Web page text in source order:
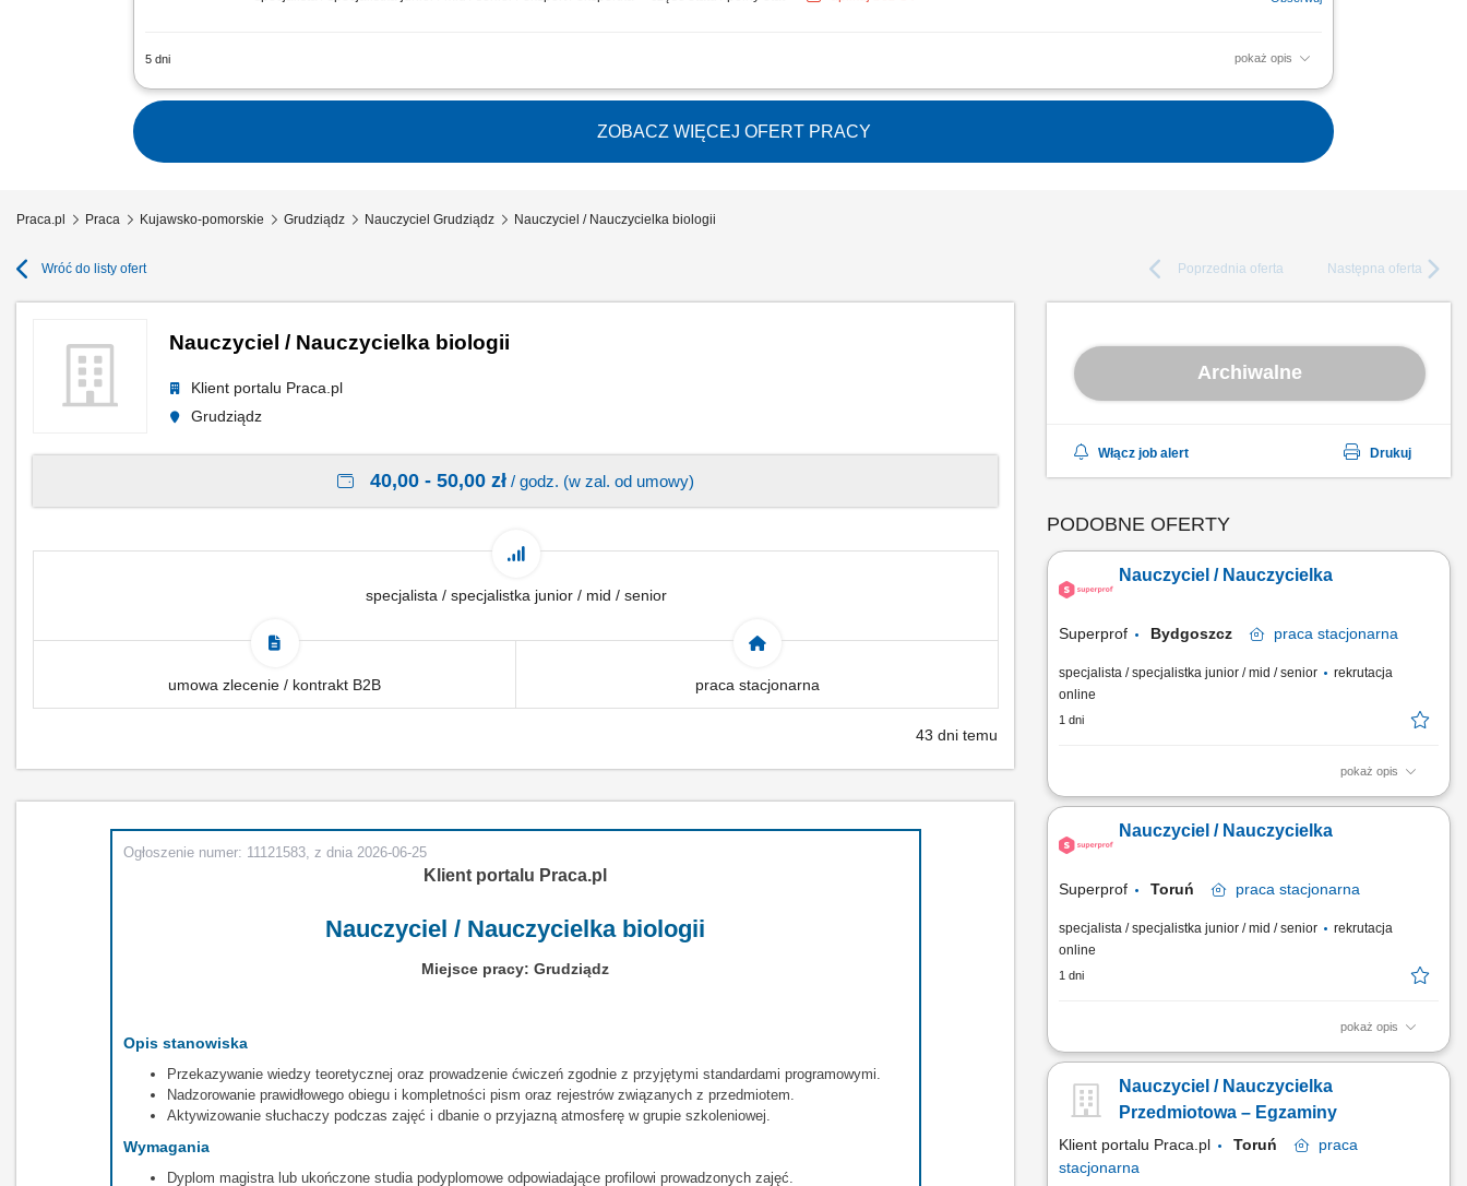
5 dni pokaż opis
prowadzenie indywidualnych lekcji języka niemieckiego dla najmłodszych uczniów w formie online nauczanie dzieci poprzez interaktywne metody, zabawę i praktyczną
ZOBACZ WIĘCEJ OFERT PRACY
Praca.pl Praca Kujawsko-pomorskie Grudziądz Nauczyciel Grudziądz Nauczyciel / Nauczycielka biologii
Wróć do listy ofert Poprzednia oferta Następna oferta
Nauczyciel / Nauczycielka biologii
Klient portalu Praca.pl
Grudziądz
40,00 - 50,00 zł/ godz. (w zal. od umowy)
specjalista / specjalistka junior / mid / senior
umowa zlecenie / kontrakt B2B praca stacjonarna
43 dni temu
Ogłoszenie numer: 11121583, z dnia 2026-06-25
Klient portalu Praca.pl
Nauczyciel / Nauczycielka biologii
Miejsce pracy: Grudziądz
Opis stanowiska
Przekazywanie wiedzy teoretycznej oraz prowadzenie ćwiczeń zgodnie z przyjętymi standardami programowymi.
Nadzorowanie prawidłowego obiegu i kompletności pism oraz rejestrów związanych z przedmiotem.
Aktywizowanie słuchaczy podczas zajęć i dbanie o przyjazną atmosferę w grupie szkoleniowej.
Wymagania
Dyplom magistra lub ukończone studia podyplomowe odpowiadające profilowi prowadzonych zajęć.
Archiwalne
Włącz job alert Drukuj
PODOBNE OFERTY
Nauczyciel / Nauczycielka
Superprof Bydgoszcz praca stacjonarna
specjalista / specjalistka junior / mid / senior
rekrutacja
online
1 dni
pokaż opis
Opis stanowiska Prowadzenie prywatnych lekcji i korepetycji w
nauki ścisłe, sztuka, sport, wellness). Łączenie się z uczniami
za pośrednictwem największej na świecie platformy
Nauczyciel / Nauczycielka
Superprof Toruń praca stacjonarna
specjalista / specjalistka junior / mid / senior
rekrutacja
online
1 dni
pokaż opis
Opis stanowiska Prowadzenie prywatnych lekcji i korepetycji w
nauki ścisłe, sztuka, sport, wellness). Łączenie się z uczniami
za pośrednictwem największej na świecie platformy
Nauczyciel / Nauczycielka
Przedmiotowa – Egzaminy
Klient portalu Praca.pl Toruń
praca
stacjonarna